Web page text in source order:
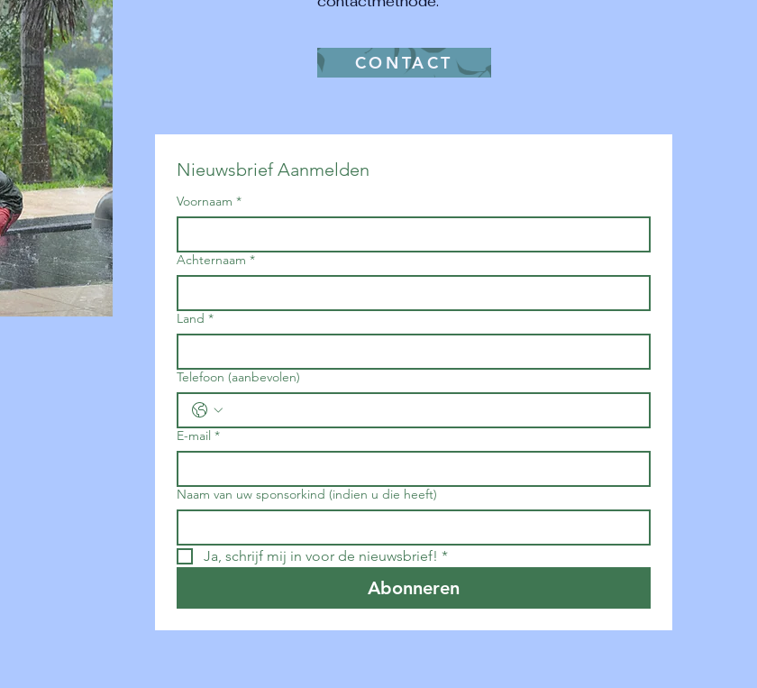
CONTACT
Nieuwsbrief Aanmelden
Voornaam *
Achternaam *
Land *
Telefoon (aanbevolen)
E-mail *
Naam van uw sponsorkind (indien u die heeft)
Ja, schrijf mij in voor de nieuwsbrief! *
Abonneren